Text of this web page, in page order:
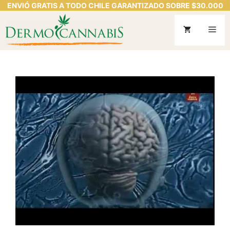
ENVIÓ GRATIS A TODO CHILE GARANTIZADO SOBRE $30.000
al
contenido